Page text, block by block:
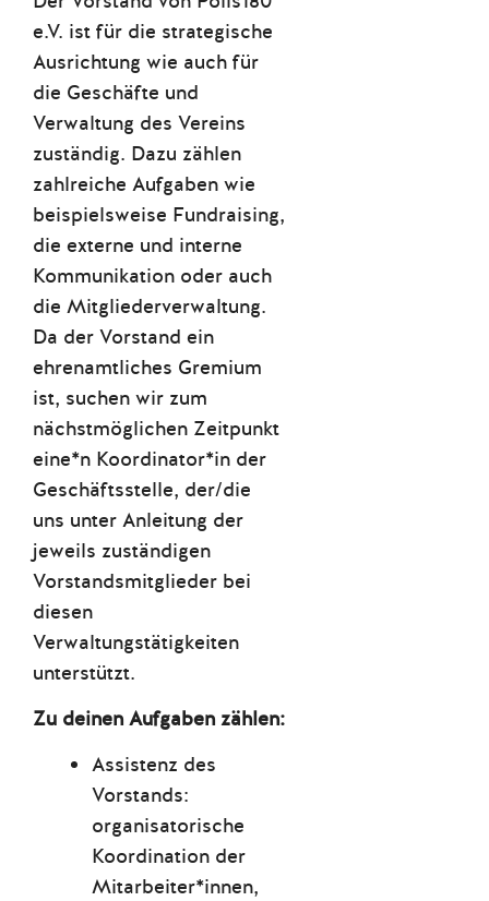
e.V. ist für die strategische
Ausrichtung wie auch für
die Geschäfte und
Verwaltung des Vereins
zuständig. Dazu zählen
zahlreiche Aufgaben wie
beispielsweise Fundraising,
die externe und interne
Kommunikation oder auch
die Mitgliederverwaltung.
Da der Vorstand ein
ehrenamtliches Gremium
ist, suchen wir zum
nächstmöglichen Zeitpunkt
eine*n Koordinator*in der
Geschäftsstelle, der/die
uns unter Anleitung der
jeweils zuständigen
Vorstandsmitglieder bei
diesen
Verwaltungstätigkeiten
unterstützt.
Zu deinen Aufgaben zählen:
Assistenz des
Vorstands:
organisatorische
Koordination der
Mitarbeiter*innen,